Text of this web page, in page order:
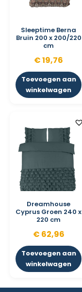
Sleeptime Berna
Bruin 200 x 200/220
cm
€19,76
Toevoegen aan
winkelwagen
Dreamhouse
Cyprus Groen 240 x
220 cm
€ 62,96
Toevoegen aan
winkelwagen